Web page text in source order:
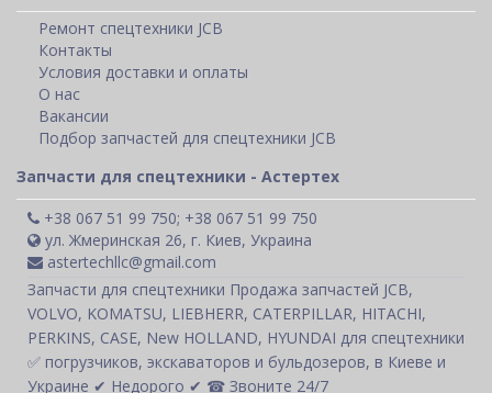
Ремонт спецтехники JCB
Контакты
Условия доставки и оплаты
О нас
Вакансии
Подбор запчастей для спецтехники JCB
Запчасти для спецтехники - Астертех
+38 067 51 99 750; +38 067 51 99 750
ул. Жмеринская 26, г. Киев, Украина
astertechllc@gmail.com
Запчасти для спецтехники Продажа запчастей JCB,
VOLVO, KOMATSU, LIEBHERR, CATERPILLAR, HITACHI,
PERKINS, CASE, New HOLLAND, HYUNDAI для спецтехники
✅ погрузчиков, экскаваторов и бульдозеров, в Киеве и
Украине ✔ Недорого ✔ ☎ Звоните 24/7